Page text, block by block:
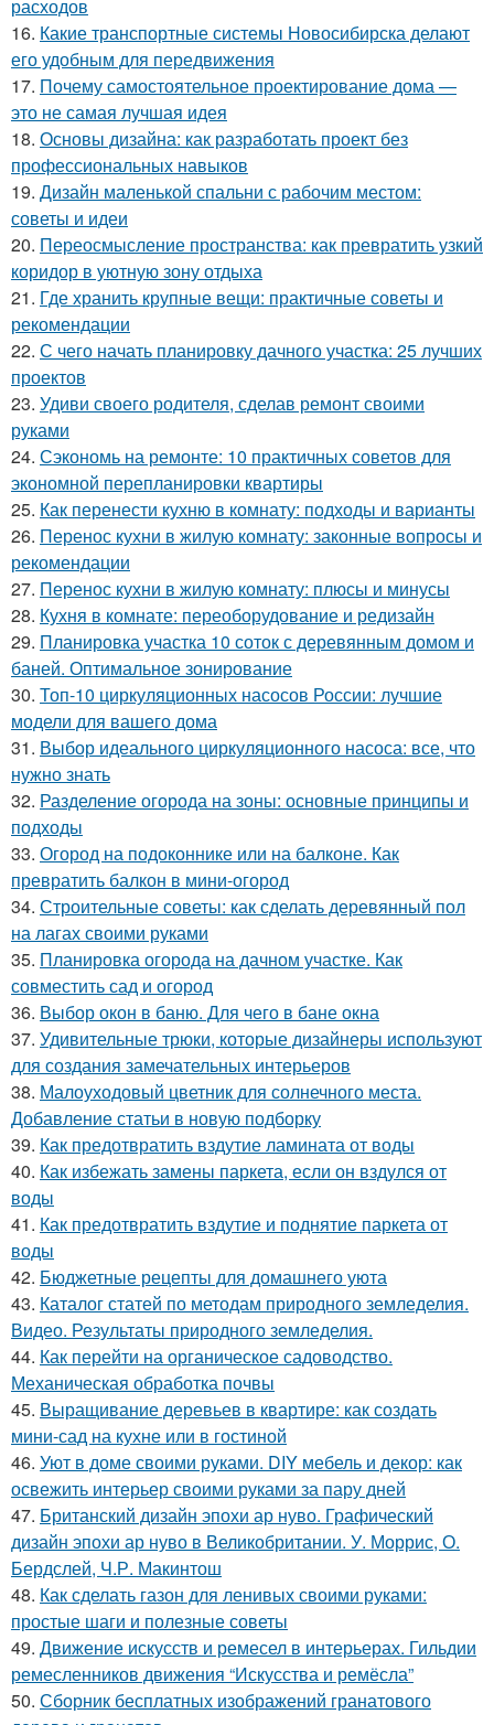
расходов
16. Какие транспортные системы Новосибирска делают
его удобным для передвижения
17. Почему самостоятельное проектирование дома —
это не самая лучшая идея
18. Основы дизайна: как разработать проект без
профессиональных навыков
19. Дизайн маленькой спальни с рабочим местом:
советы и идеи
20. Переосмысление пространства: как превратить узкий
коридор в уютную зону отдыха
21. Где хранить крупные вещи: практичные советы и
рекомендации
22. С чего начать планировку дачного участка: 25 лучших
проектов
23. Удиви своего родителя, сделав ремонт своими
руками
24. Сэкономь на ремонте: 10 практичных советов для
экономной перепланировки квартиры
25. Как перенести кухню в комнату: подходы и варианты
26. Перенос кухни в жилую комнату: законные вопросы и
рекомендации
27. Перенос кухни в жилую комнату: плюсы и минусы
28. Кухня в комнате: переоборудование и редизайн
29. Планировка участка 10 соток с деревянным домом и
баней. Оптимальное зонирование
30. Топ-10 циркуляционных насосов России: лучшие
модели для вашего дома
31. Выбор идеального циркуляционного насоса: все, что
нужно знать
32. Разделение огорода на зоны: основные принципы и
подходы
33. Огород на подоконнике или на балконе. Как
превратить балкон в мини-огород
34. Строительные советы: как сделать деревянный пол
на лагах своими руками
35. Планировка огорода на дачном участке. Как
совместить сад и огород
36. Выбор окон в баню. Для чего в бане окна
37. Удивительные трюки, которые дизайнеры используют
для создания замечательных интерьеров
38. Малоуходовый цветник для солнечного места.
Добавление статьи в новую подборку
39. Как предотвратить вздутие ламината от воды
40. Как избежать замены паркета, если он вздулся от
воды
41. Как предотвратить вздутие и поднятие паркета от
воды
42. Бюджетные рецепты для домашнего уюта
43. Каталог статей по методам природного земледелия.
Видео. Результаты природного земледелия.
44. Как перейти на органическое садоводство.
Механическая обработка почвы
45. Выращивание деревьев в квартире: как создать
мини-сад на кухне или в гостиной
46. Уют в доме своими руками. DIY мебель и декор: как
освежить интерьер своими руками за пару дней
47. Британский дизайн эпохи ар нуво. Графический
дизайн эпохи ар нуво в Великобритании. У. Моррис, О.
Бердслей, Ч.Р. Макинтош
48. Как сделать газон для ленивых своими руками:
простые шаги и полезные советы
49. Движение искусств и ремесел в интерьерах. Гильдии
ремесленников движения “Искусства и ремёсла”
50. Сборник бесплатных изображений гранатового